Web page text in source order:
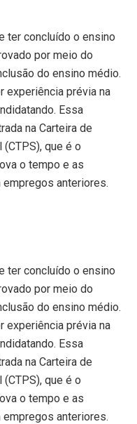
ter concluído o ensino
por meio do
do ensino médio.
experiência prévia na
Essa
na Carteira de
que é o
o tempo e as
anteriores.
ter concluído o ensino
por meio do
do ensino médio.
experiência prévia na
Essa
na Carteira de
que é o
o tempo e as
anteriores.